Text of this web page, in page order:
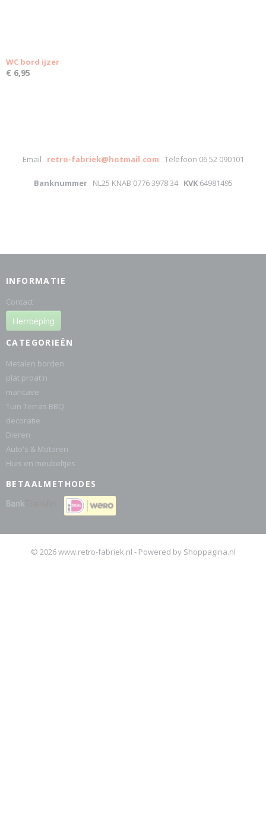
WC bord ijzer
€ 6,95
Email retro-fabriek@hotmail.com Telefoon 06 52 090101
Banknummer NL25 KNAB 0776 3978 34 KVK64981495
INFORMATIE
Contact
Herroeping
CATEGORIEËN
Metalen borden
plat proat'n
mancave
Tuin Terras BBQ
decoratie
Dieren
Auto's & Motoren
Huis en meubeltjes
BETAALMETHODES
© 2026 www.retro-fabriek.nl - Powered by Shoppagina.nl